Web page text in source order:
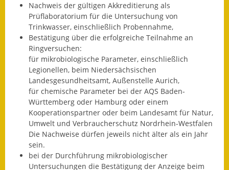
Sitzungsberichte 2017
Sitzungsberichte 2018
Sitzungsberichte 2019
Sitzungsberichte 2020
Gemeindeverwaltung
Haushalt & Finanzen
Eröffnungsbilanz
Nachweis der gültigen Akkreditierung als
Prüflaboratorium für die Untersuchung von
Trinkwasser, einschließlich Probennahme,
Bestätigung über die erfolgreiche Teilnahme an
Ringversuchen:
für mikrobiologische Parameter, einschließlich
Legionellen, beim Niedersächsischen
Landesgesundheitsamt, Außenstelle Aurich,
für chemische Parameter bei der AQS Baden-
Württemberg oder Hamburg oder einem
Kooperationspartner oder beim Landesamt für Natur,
Umwelt und Verbraucherschutz Nordrhein-Westfalen
Die Nachweise dürfen jeweils nicht älter als ein Jahr
sein.
bei der Durchführung mikrobiologischer
Untersuchungen die Bestätigung der Anzeige beim